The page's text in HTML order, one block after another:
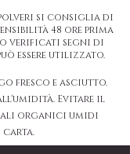
si consiglia di
48 ore prima
verificati segni di
essere utilizzato.
fresco e asciutto.
Evitare il
organici umidi
carta.